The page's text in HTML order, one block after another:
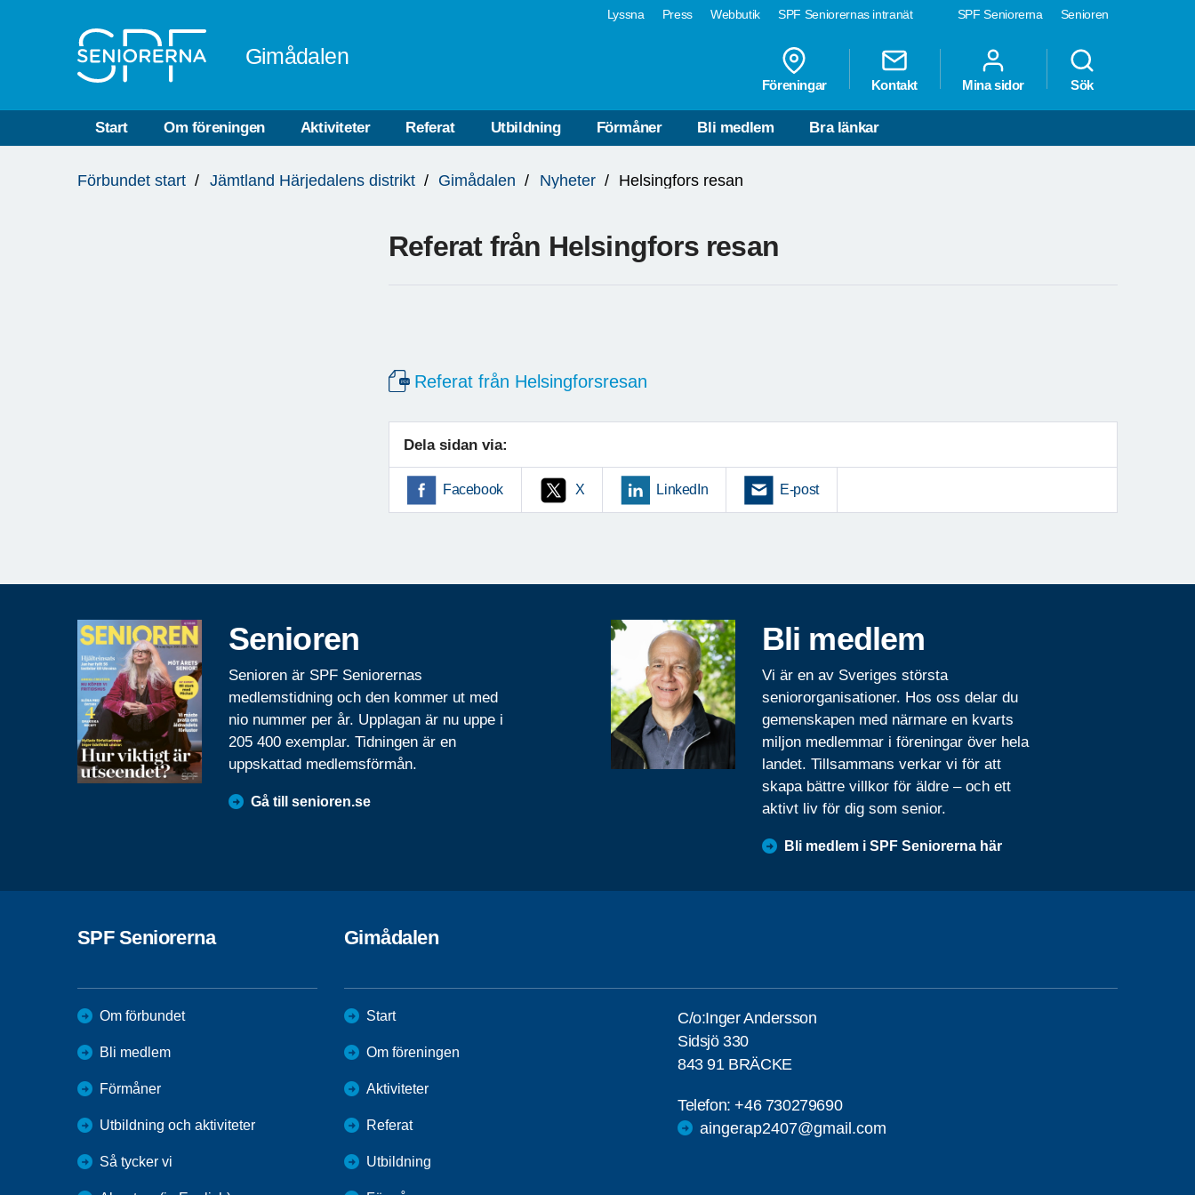
SPF Seniorerna Senioren
Lyssna Press Webbutik SPF Seniorernas intranät
Gimådalen
Föreningar Kontakt Mina sidor Sök
Start Om föreningen Aktiviteter Referat Utbildning Förmåner Bli medlem Bra länkar
är
Förbundet start Jämtland Härjedalens distrikt Gimådalen Nyheter Helsingfors resan
Referat från Helsingfors resan
Referat från Helsingforsresan
Dela sidan via:
Facebook X LinkedIn E-post
Senioren
Senioren är SPF Seniorernas
medlemstidning och den kommer ut med
nio nummer per år. Upplagan är nu uppe i
205 400 exemplar. Tidningen är en
uppskattad medlemsförmån.
Gå till senioren.se
Bli medlem
Vi är en av Sveriges största
seniororganisationer. Hos oss delar du
gemenskapen med närmare en kvarts
miljon medlemmar i föreningar över hela
landet. Tillsammans verkar vi för att
skapa bättre villkor för äldre – och ett
aktivt liv för dig som senior.
Bli medlem i SPF Seniorerna här
SPF Seniorerna
Om förbundet
Bli medlem
Förmåner
Utbildning och aktiviteter
Så tycker vi
Gimådalen
Start
Om föreningen
Aktiviteter
Referat
Utbildning
C/o:Inger Andersson
Sidsjö 330
843 91 BRÄCKE
Telefon:+46 730279690
aingerap2407@gmail.com